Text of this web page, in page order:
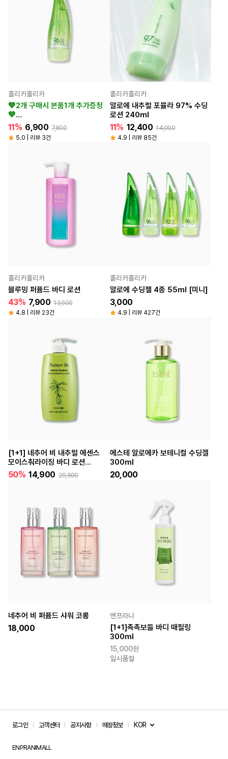
홀리카홀리카
💚2개 구매시 본품1개 추가증정
💚
알로에 하이드로 포뮬라 96%
라이트 수딩젤 250ml
11% 6,900 7,800
5.0 | 리뷰 3건
홀리카홀리카
알로에 내추럴 포뮬라 97% 수딩
로션 240ml
11% 12,400 14,000
4.9 | 리뷰 85건
홀리카홀리카
블루밍 퍼퓸드 바디 로션
43% 7,900 13,900
4.8 | 리뷰 23건
홀리카홀리카
알로에 수딩젤 4종 55ml [미니]
3,000
4.9 | 리뷰 427건
[1+1] 네추어 비 내추럴 에센스
모이스춰라이징 바디 로션
340ml
50% 14,900 29,800
에스테 알로에카 보테니컬 수딩겔
300ml
20,000
네추어 비 퍼퓸드 샤워 코롱
18,000
엔프라니
[1+1]촉촉보들 바디 때필링
300ml
15,000원
일시품절
로그인 고객센터 공지사항 매장정보 KOR
ENPRANIMALL